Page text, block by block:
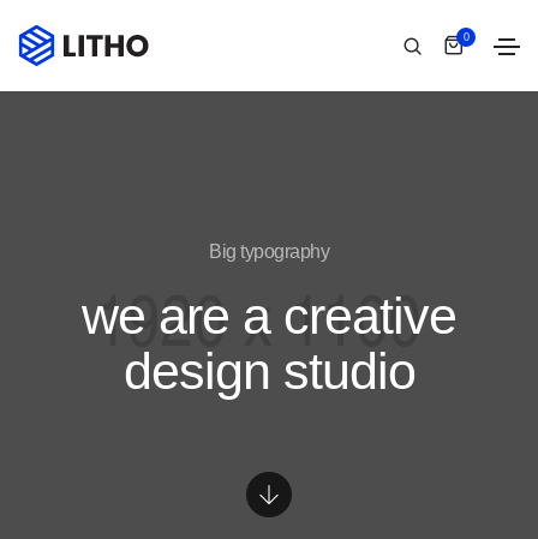
0
Big typography
we are a creative
design studio